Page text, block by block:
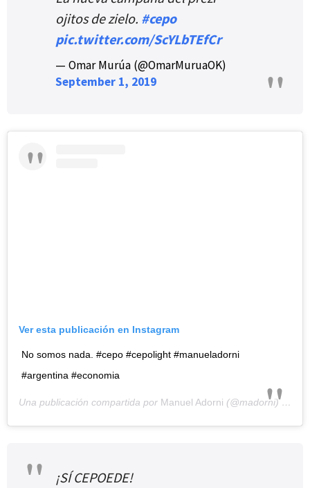
ojitos de zielo. #cepo
pic.twitter.com/ScYLbTEfCr
— Omar Murúa (@OmarMuruaOK)
September 1, 2019
Ver esta publicación en Instagram
No somos nada. #cepo #cepolight #manueladorni
#argentina #economia
Una publicación compartida por Manuel Adorni (@madorni) el
¡SÍ CEPOEDE!